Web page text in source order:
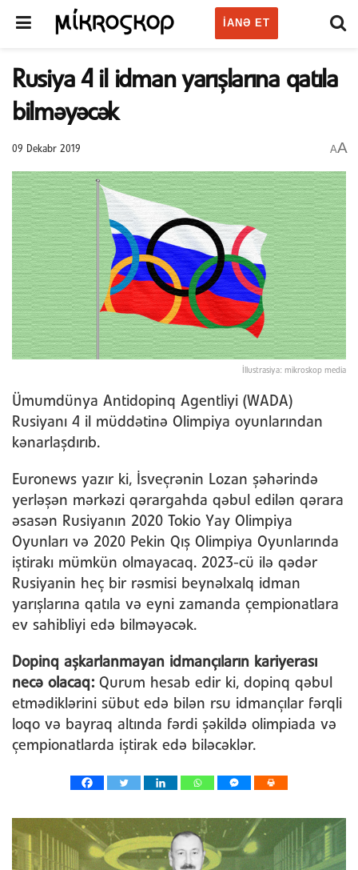
IANƏ ET
Rusiya 4 il idman yarışlarına qatıla
bilməyəcək
09 Dekabr 2019 AA
İllustrasiya: mikroskop media
Ümumdünya Antidopinq Agentliyi (WADA)
Rusiyanı 4 il müddətinə Olimpiya oyunlarından
kənarlaşdırıb.
Euronews yazır ki, İsveçrənin Lozan şəhərində
yerləşən mərkəzi qərargahda qəbul edilən qərara
əsasən Rusiyanın 2020 Tokio Yay Olimpiya
Oyunları və 2020 Pekin Qış Olimpiya Oyunlarında
iştirakı mümkün olmayacaq. 2023-cü ilə qədər
Rusiyanin heç bir rəsmisi beynəlxalq idman
yarışlarına qatıla və eyni zamanda çempionatlara
ev sahibliyi edə bilməyəcək.
Dopinq aşkarlanmayan idmançıların kariyerası
necə olacaq: Qurum hesab edir ki, dopinq qəbul
etmədiklərini sübut edə bilən rsu idmançılar fərqli
loqo və bayraq altında fərdi şəkildə olimpiada və
çempionatlarda iştirak edə biləcəklər.